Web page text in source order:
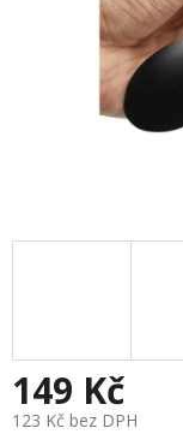
149 Kč
123 Kč bez DPH